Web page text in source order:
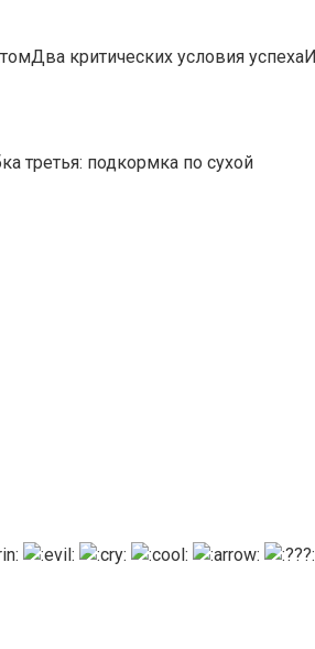
критических условия
третья: подкормка по сухой